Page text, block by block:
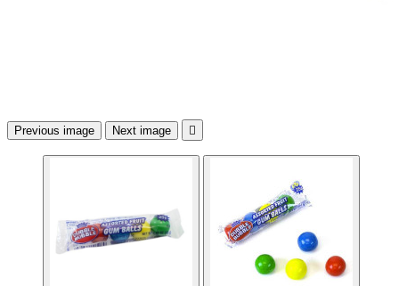
Previous image Next image 